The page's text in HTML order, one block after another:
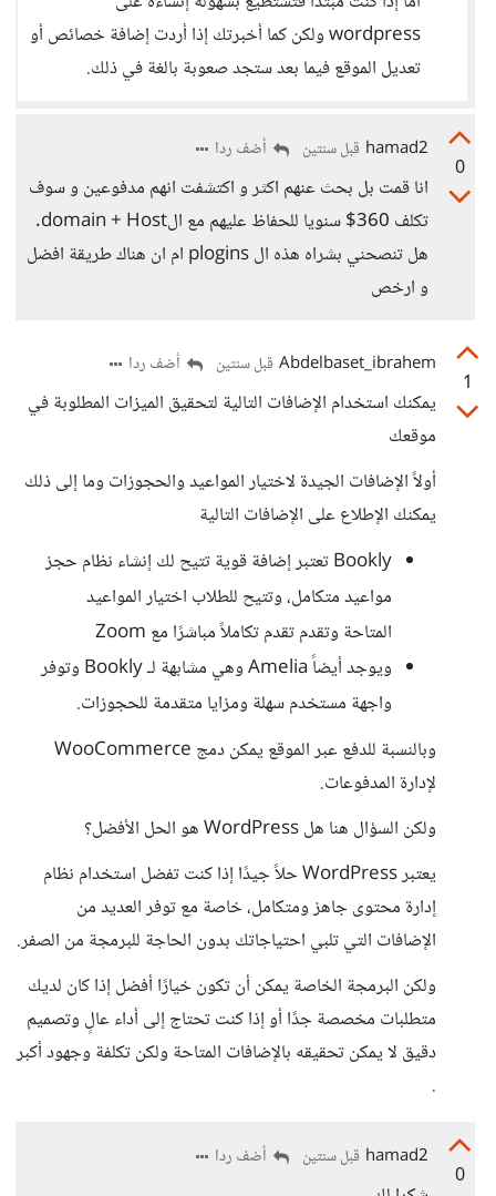
wordpress ولكن كما أخبرتك إذا أردت إضافة خصائص أو
تعديل الموقع فيما بعد ستجد صعوبة بالغة في ذلك.
0
hamad2 قبل سنتين أضف ردا
انا قمت بل بحث عنهم اكثر و اكتشفت انهم مدفوعين و سوف
تكلف 360$ سنويا للحفاظ عليهم مع الdomain + Host.
هل تنصحني بشراه هذه ال plogins ام ان هناك طريقة افضل
و ارخص
1
Abdelbaset_ibrahem قبل سنتين أضف ردا
يمكنك استخدام الإضافات التالية لتحقيق الميزات المطلوبة في
موقعك
أولاً الإضافات الجيدة لاختيار المواعيد والحجوزات وما إلى ذلك
يمكنك الإطلاع على الإضافات التالية
Bookly تعتبر إضافة قوية تتيح لك إنشاء نظام حجز
مواعيد متكامل، وتتيح للطلاب اختيار المواعيد
المتاحة وتقدم تقدم تكاملاً مباشرًا مع Zoom
ويوجد أيضاً Amelia وهي مشابهة لـ Bookly وتوفر
واجهة مستخدم سهلة ومزايا متقدمة للحجوزات.
وبالنسبة للدفع عبر الموقع يمكن دمج WooCommerce
لإدارة المدفوعات.
ولكن السؤال هنا هل WordPress هو الحل الأفضل؟
يعتبر WordPress حلاً جيدًا إذا كنت تفضل استخدام نظام
إدارة محتوى جاهز ومتكامل، خاصة مع توفر العديد من
الإضافات التي تلبي احتياجاتك بدون الحاجة للبرمجة من الصفر.
ولكن البرمجة الخاصة يمكن أن تكون خيارًا أفضل إذا كان لديك
متطلبات مخصصة جدًا أو إذا كنت تحتاج إلى أداء عالٍ وتصميم
دقيق لا يمكن تحقيقه بالإضافات المتاحة ولكن تكلفة وجهود أكبر
.
0
hamad2 قبل سنتين أضف ردا